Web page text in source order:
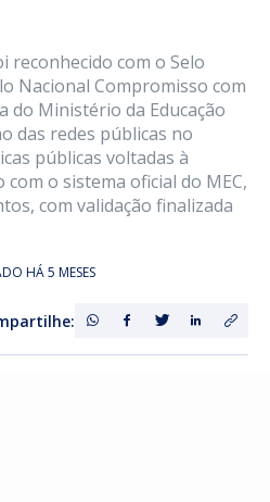
reconhecido com o Selo
Nacional Compromisso com
do Ministério da Educação
das redes públicas no
públicas voltadas à
o sistema oficial do MEC,
com validação finalizada
HÁ 5 MESES